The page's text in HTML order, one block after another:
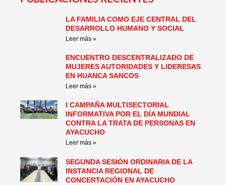
LA FAMILIA COMO EJE CENTRAL DEL
DESARROLLO HUMANO Y SOCIAL
Leer más »
ENCUENTRO DESCENTRALIZADO DE
MUJERES AUTORIDADES Y LIDERESAS
EN HUANCA SANCOS
Leer más »
I CAMPAÑA MULTISECTORIAL
INFORMATIVA POR EL DÍA MUNDIAL
CONTRA LA TRATA DE PERSONAS EN
AYACUCHO
Leer más »
SEGUNDA SESIÓN ORDINARIA DE LA
INSTANCIA REGIONAL DE
CONCERTACIÓN EN AYACUCHO
PagePagePagePagePagePage